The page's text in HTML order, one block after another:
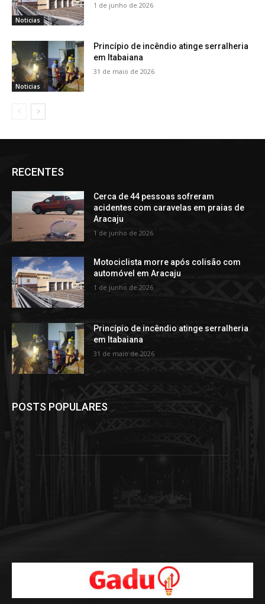
Noticias
1 de junho de 2026
Noticias
Princípio de incêndio atinge serralheria
em Itabaiana
31 de maio de 2026
RECENTES
Cerca de 44 pessoas sofreram
acidentes com caravelas em praias de
Aracaju
1 de junho de 2026
Motociclista morre após colisão com
automóvel em Aracaju
1 de junho de 2026
Princípio de incêndio atinge serralheria
em Itabaiana
31 de maio de 2026
POSTS POPULARES